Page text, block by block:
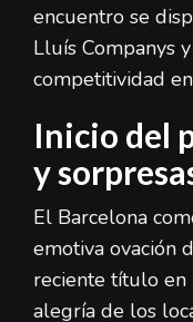
encuentro se
Lluís Companys
competitividad
Inicio del
y
El Barcelona
emotiva ovación
reciente título en
alegría de los